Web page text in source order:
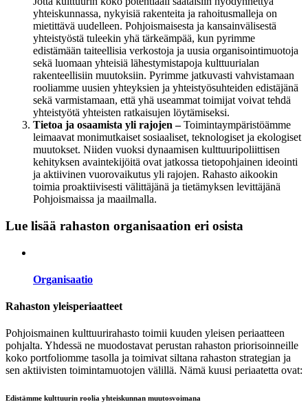
yhteiskunnassa, nykyisiä rakenteita ja rahoitusmalleja on
mietittävä uudelleen. Pohjoismaisesta ja kansainvälisestä
yhteistyöstä tuleekin yhä tärkeämpää, kun pyrimme
edistämään taiteellisia verkostoja ja uusia organisointimuotoja
sekä luomaan yhteisiä lähestymistapoja kulttuurialan
rakenteellisiin muutoksiin. Pyrimme jatkuvasti vahvistamaan
rooliamme uusien yhteyksien ja yhteistyösuhteiden edistäjänä
sekä varmistamaan, että yhä useammat toimijat voivat tehdä
yhteistyötä yhteisten ratkaisujen löytämiseksi.
Tietoa ja osaamista yli rajojen –Toimintaympäristöämme
leimaavat monimutkaiset sosiaaliset, teknologiset ja ekologiset
muutokset. Niiden vuoksi dynaamisen kulttuuripoliittisen
kehityksen avaintekijöitä ovat jatkossa tietopohjainen ideointi
ja aktiivinen vuorovaikutus yli rajojen. Rahasto aikookin
toimia proaktiivisesti välittäjänä ja tietämyksen levittäjänä
Pohjoismaissa ja maailmalla.
Lue lisää rahaston organisaation eri osista
Organisaatio
Rahaston yleisperiaatteet
Pohjoismainen kulttuurirahasto toimii kuuden yleisen periaatteen
pohjalta. Yhdessä ne muodostavat perustan rahaston priorisoinneille
koko portfoliomme tasolla ja toimivat siltana rahaston strategian ja
sen aktiivisten toimintamuotojen välillä. Nämä kuusi periaatetta ovat:
Edistämme kulttuurin roolia yhteiskunnan muutosvoimana